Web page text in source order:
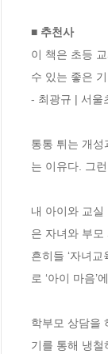
■ 추천사
이 책은 초등
수 있는 좋은
- 최광규 | 서울
통통 튀는 개
는 이유다. 그
내 아이와 교
은 자녀와 부
흔히들 ‘자녀
로 ‘아이 마음
학부모 상담을
기를 통해 냉